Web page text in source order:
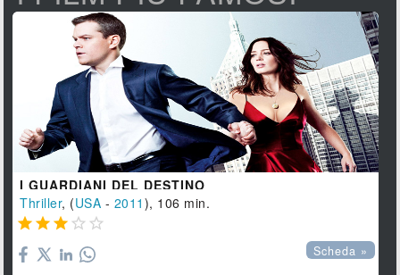
I GUARDIANI DEL DESTINO
Thriller, (USA - 2011 ), 106 min.
    
Scheda »